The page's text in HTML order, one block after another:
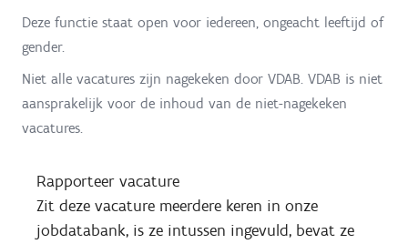
Deze functie staat open voor iedereen, ongeacht leeftijd of
gender.
Niet alle vacatures zijn nagekeken door VDAB. VDAB is niet
aansprakelijk voor de inhoud van de niet-nagekeken
vacatures.
Rapporteer vacature
Zit deze vacature meerdere keren in onze
jobdatabank, is ze intussen ingevuld, bevat ze